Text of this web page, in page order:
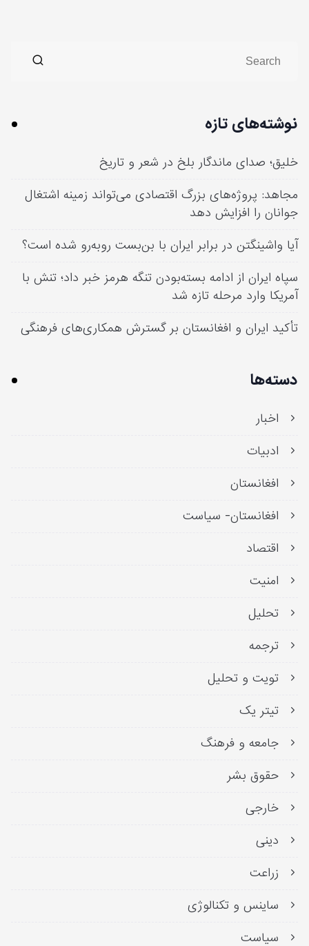
نوشته‌های تازه
خلیق؛ صدای ماندگار بلخ در شعر و تاریخ
مجاهد: پروژه‌های بزرگ اقتصادی می‌تواند زمینه اشتغال
جوانان را افزایش دهد
آیا واشینگتن در برابر ایران با بن‌بست روبه‌رو شده است؟
سپاه ایران از ادامه بسته‌بودن تنگه هرمز خبر داد؛ تنش با
آمریکا وارد مرحله تازه شد
تأکید ایران و افغانستان بر گسترش همکاری‌های فرهنگی
دسته‌ها
اخبار
ادبیات
افغانستان
افغانستان- سیاست
اقتصاد
امنیت
تحلیل
ترجمه
تویت و تحلیل
تیتر یک
جامعه و فرهنگ
حقوق بشر
خارجی
دینی
زراعت
ساینس و تکنالوژی
سیاست